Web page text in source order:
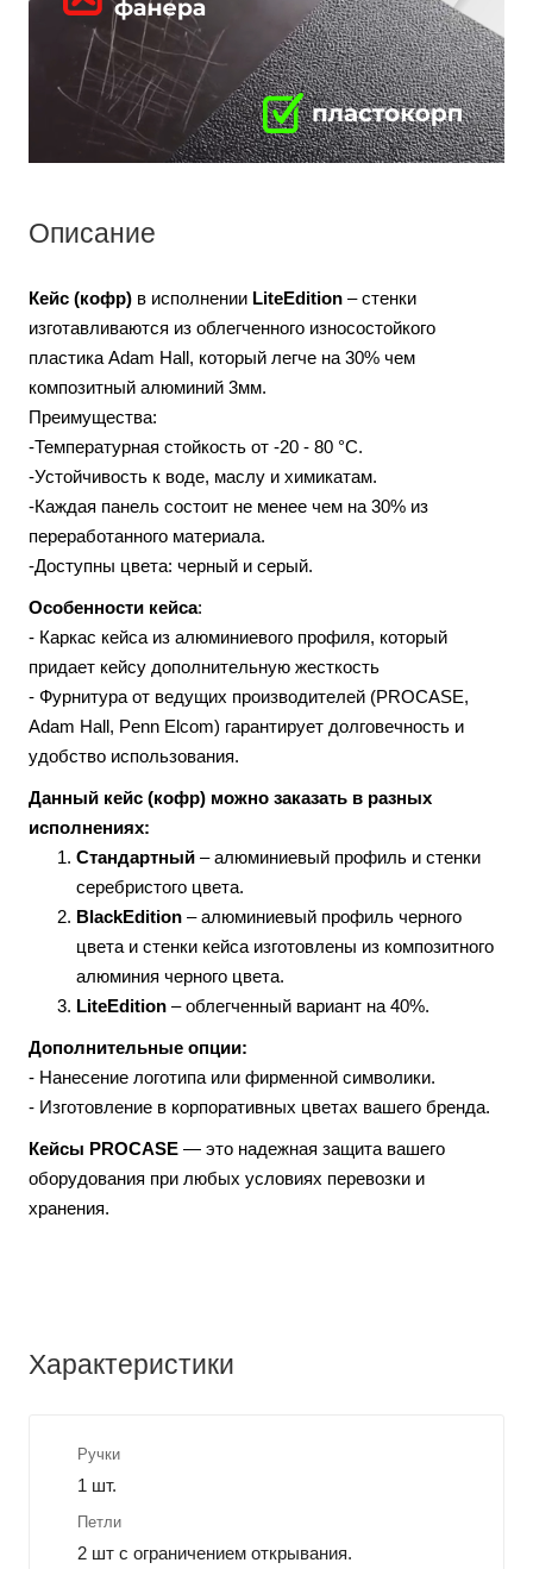
Описание
Кейс (кофр) в исполнении LiteEdition – стенки
изготавливаются из облегченного износостойкого
пластика Adam Hall, который легче на 30% чем
композитный алюминий 3мм.
Преимущества:
-Температурная стойкость от -20 - 80 °С.
-Устойчивость к воде, маслу и химикатам.
-Каждая панель состоит не менее чем на 30% из
переработанного материала.
-Доступны цвета: черный и серый.
Особенности кейса:
- Каркас кейса из алюминиевого профиля, который
придает кейсу дополнительную жесткость
- Фурнитура от ведущих производителей (PROCASE,
Adam Hall, Penn Elcom) гарантирует долговечность и
удобство использования.
Данный кейс (кофр) можно заказать в разных
исполнениях:
Стандартный – алюминиевый профиль и стенки
серебристого цвета.
BlackEdition – алюминиевый профиль черного
цвета и стенки кейса изготовлены из композитного
алюминия черного цвета.
LiteEdition – облегченный вариант на 40%.
Дополнительные опции:
- Нанесение логотипа или фирменной символики.
- Изготовление в корпоративных цветах вашего бренда.
Кейсы PROCASE — это надежная защита вашего
оборудования при любых условиях перевозки и
хранения.
Характеристики
Ручки
1 шт.
Петли
2 шт с ограничением открывания.